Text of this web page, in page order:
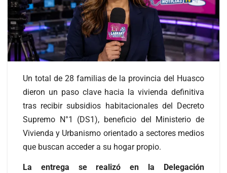
Un total de 28 familias de la provincia del Huasco
dieron un paso clave hacia la vivienda definitiva
tras recibir subsidios habitacionales del Decreto
Supremo N°1 (DS1), beneficio del Ministerio de
Vivienda y Urbanismo orientado a sectores medios
que buscan acceder a su hogar propio.
La entrega se realizó en la Delegación